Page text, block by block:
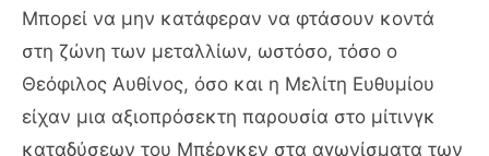
Μπορεί να μην κατάφεραν να φτάσουν κοντά
στη ζώνη των μεταλλίων, ωστόσο, τόσο ο
Θεόφιλος Αυθίνος, όσο και η Μελίτη Ευθυμίου
είχαν μια αξιοπρόσεκτη παρουσία στο μίτινγκ
καταδύσεων του Μπέργκεν στα αγωνίσματα των